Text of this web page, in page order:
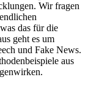
Wir fragen
das für die
geht es um
und Fake News.
aus